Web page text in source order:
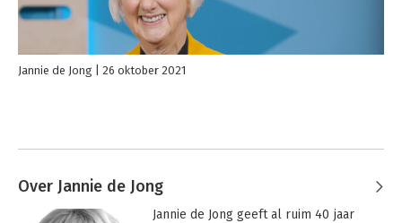
Jannie de Jong 26 oktober 2021
Over Jannie de Jong
Jannie de Jong geeft al ruim 40 jaar